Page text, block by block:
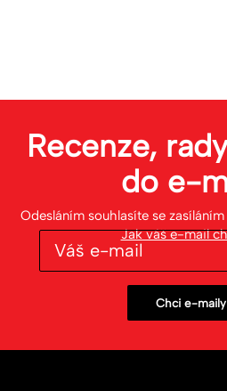
Recenze,
do e-
Odesláním souhlasíte se
Jak váš e-mail